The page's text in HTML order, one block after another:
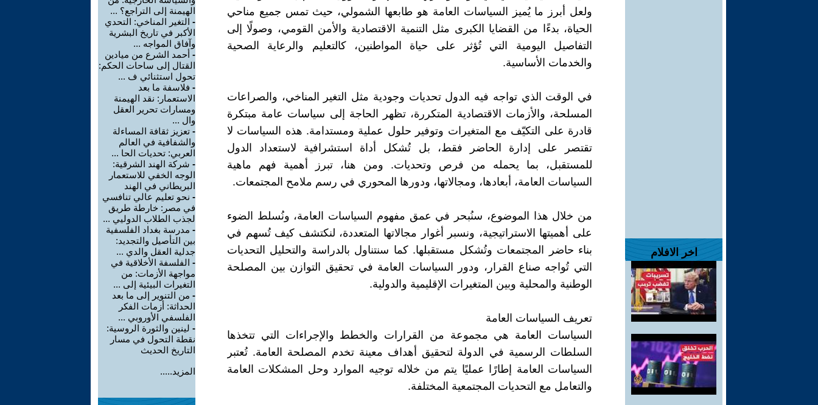
اخر الافلام
ولعل أبرز ما يُميز السياسات العامة هو طابعها الشمولي، حيث تمس جميع مناحي
الحياة، بدءًا من القضايا الكبرى مثل التنمية الاقتصادية والأمن القومي، وصولًا إلى
التفاصيل اليومية التي تُؤثر على حياة المواطنين، كالتعليم والرعاية الصحية
والخدمات الأساسية.
في الوقت الذي تواجه فيه الدول تحديات وجودية مثل التغير المناخي، والصراعات
المسلحة، والأزمات الاقتصادية المتكررة، تظهر الحاجة إلى سياسات عامة مبتكرة
قادرة على التكيّف مع المتغيرات وتوفير حلول عملية ومستدامة. هذه السياسات لا
تقتصر على إدارة الحاضر فقط، بل تُشكل أداة استشرافية لاستعداد الدول
للمستقبل، بما يحمله من فرص وتحديات. ومن هنا، تبرز أهمية فهم ماهية
السياسات العامة، أبعادها، ومجالاتها، ودورها المحوري في رسم ملامح المجتمعات.
من خلال هذا الموضوع، سنُبحر في عمق مفهوم السياسات العامة، ونُسلط الضوء
على أهميتها الاستراتيجية، ونسبر أغوار مجالاتها المتعددة، لنكتشف كيف تُسهم في
بناء حاضر المجتمعات وتُشكل مستقبلها. كما سنتناول بالدراسة والتحليل التحديات
التي تُواجه صناع القرار، ودور السياسات العامة في تحقيق التوازن بين المصلحة
الوطنية والمحلية وبين المتغيرات الإقليمية والدولية.
تعريف السياسات العامة
السياسات العامة هي مجموعة من القرارات والخطط والإجراءات التي تتخذها
السلطات الرسمية في الدولة لتحقيق أهداف معينة تخدم المصلحة العامة. تُعتبر
السياسات العامة إطارًا عمليًا يتم من خلاله توجيه الموارد وحل المشكلات العامة
والتعامل مع التحديات المجتمعية المختلفة.
الهيمنة إلى التراجع؟ ...
- التغير المناخي: التحدي
الأكبر في تاريخ البشرية
وآفاق المواجه ...
- أحمد الشرع من ميادين
القتال إلى ساحات الحكم:
تحول استثنائي ف ...
- فلاسفة ما بعد
الاستعمار: نقد الهيمنة
ومسارات تحرير العقل
وال ...
- تعزيز ثقافة المساءلة
والشفافية في العالم
العربي: تحديات الحا ...
- شركة الهند الشرقية:
الوجه الخفي للاستعمار
البريطاني في الهند
- نحو تعليم عالي تنافسي
في مصر: خارطة طريق
لجذب الطلاب الدوليي ...
- مدرسة بغداد الفلسفية
بين التأصيل والتجديد:
جدلية العقل والدي ...
- الفلسفة الأخلاقية في
مواجهة الأزمات: من
التغيرات البيئية إلى ...
- من التنوير إلى ما بعد
الحداثة: أزمات الفكر
الفلسفي الأوروبي ...
- لينين والثورة الروسية:
نقطة التحول في مسار
التاريخ الحديث
المزيد.....